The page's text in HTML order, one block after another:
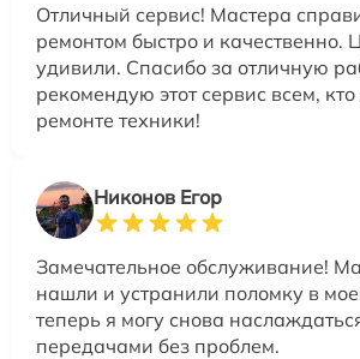
Отличный сервис! Мастера
ремонтом быстро и качественно.
удивили. Спасибо за отличную
рекомендую этот сервис всем,
ремонте техники!
Никонов Егор
Замечательное обслуживание!
нашли и устранили поломку в
теперь я могу снова
передачами без проблем.